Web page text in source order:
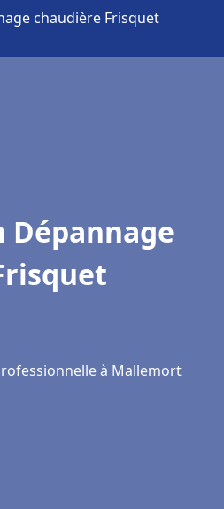
chaudière Frisquet
à Mallemort